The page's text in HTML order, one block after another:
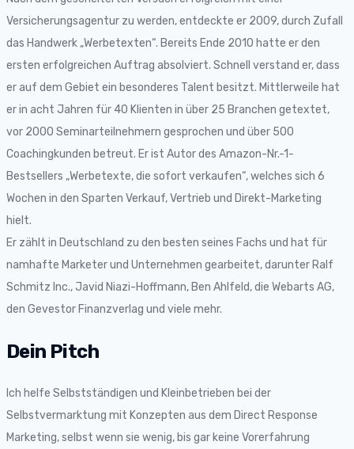
Versicherungsagentur zu werden, entdeckte er 2009, durch Zufall
das Handwerk „Werbetexten“. Bereits Ende 2010 hatte er den
ersten erfolgreichen Auftrag absolviert. Schnell verstand er, dass
er auf dem Gebiet ein besonderes Talent besitzt. Mittlerweile hat
er in acht Jahren für 40 Klienten in über 25 Branchen getextet,
vor 2000 Seminarteilnehmern gesprochen und über 500
Coachingkunden betreut. Er ist Autor des Amazon-Nr.-1-
Bestsellers „Werbetexte, die sofort verkaufen“, welches sich 6
Wochen in den Sparten Verkauf, Vertrieb und Direkt-Marketing
hielt.
​Er zählt in Deutschland zu den besten seines Fachs und hat für
namhafte Marketer und Unternehmen gearbeitet, darunter Ralf
Schmitz Inc., Javid Niazi-Hoffmann, Ben Ahlfeld, die Webarts AG,
den Gevestor Finanzverlag und viele mehr.
Dein Pitch
Ich helfe Selbstständigen und Kleinbetrieben bei der
Selbstvermarktung mit Konzepten aus dem Direct Response
Marketing, selbst wenn sie wenig, bis gar keine Vorerfahrung